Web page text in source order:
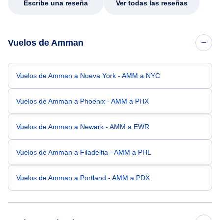
Escribe una reseña Ver todas las reseñas
Vuelos de Amman
Vuelos de Amman a Nueva York - AMM a NYC
Vuelos de Amman a Phoenix - AMM a PHX
Vuelos de Amman a Newark - AMM a EWR
Vuelos de Amman a Filadelfia - AMM a PHL
Vuelos de Amman a Portland - AMM a PDX